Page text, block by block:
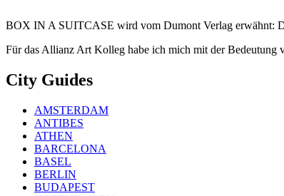
BOX IN A SUITCASE wird vom Dumont Verlag erwähnt:
Für das Allianz Art Kolleg habe ich mich mit der Bedeutung
City Guides
AMSTERDAM
ANTIBES
ATHEN
BARCELONA
BASEL
BERLIN
BUDAPEST